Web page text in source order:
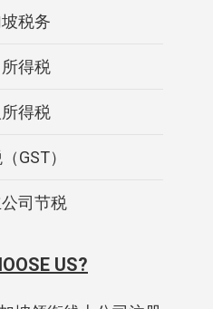
税务
得税
得税
GST）
司节税
US?